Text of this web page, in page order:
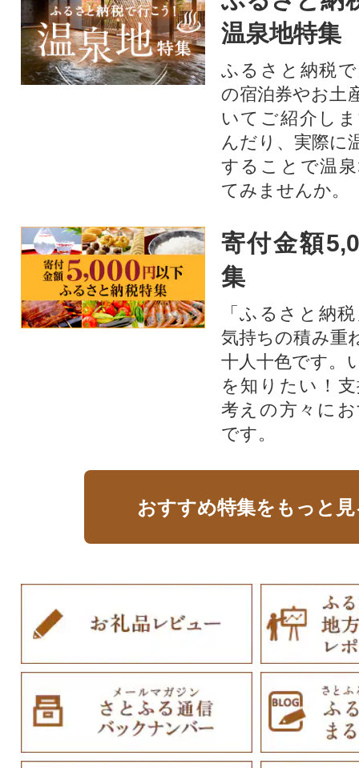
温泉地特集
ふるさと納税
の宿泊券やお土
いてご紹介し
んだり、実際に
することで温
てみませんか。
寄付金額
集
「ふるさと納
気持ちの積み重
十人十色です。
を知りたい！
考えの方々に
です。
おすすめ特集をもっと